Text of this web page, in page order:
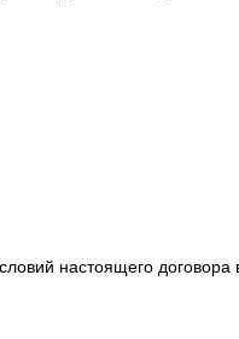
настоящего